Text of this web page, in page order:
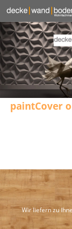
paintCover
Wir liefern zu